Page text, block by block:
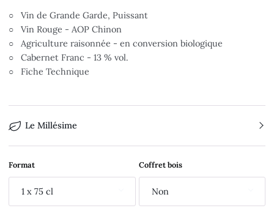
○ Vin de Grande Garde, Puissant
○ Vin Rouge - AOP Chinon
○ Agriculture raisonnée - en conversion biologique
○ Cabernet Franc - 13 % vol.
○ Fiche Technique
Le Millésime
Format
1 x 75 cl
Coffret bois
Non